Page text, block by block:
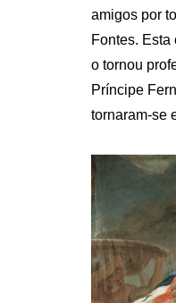
amigos por
Fontes.
o tornou
Príncipe
tornaram-se